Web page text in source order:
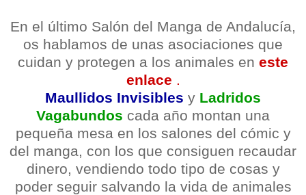
En el último Salón del Manga de Andalucía,
os hablamos de unas asociaciones que
cuidan y protegen a los animales en este
enlace
Maullidos Invisibles y Ladridos
Vagabundos cada año montan una
pequeña mesa en los salones del cómic y
del manga, con los que consiguen recaudar
dinero, vendiendo todo tipo de cosas y
poder seguir salvando la vida de animales